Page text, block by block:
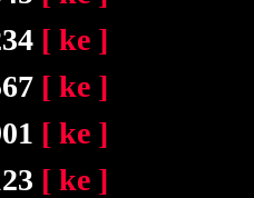
[ ke ]
[ ke ]
[ ke ]
[ ke ]